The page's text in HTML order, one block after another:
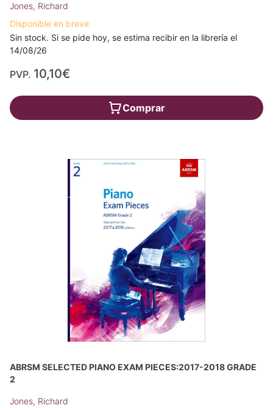
Jones, Richard
Disponible en breve
Sin stock. Si se pide hoy, se estima recibir en la librería el
14/08/26
PVP. 10,10€
Comprar
ABRSM SELECTED PIANO EXAM PIECES:2017-2018 GRADE
2
Jones, Richard